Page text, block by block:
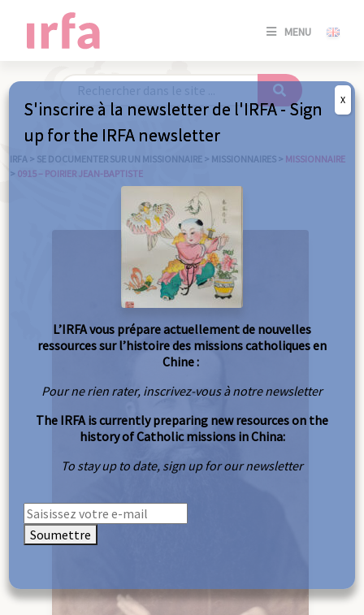
MENU
SE
/
IRFA > SE DOCUMENTER SUR UN MISSIONNAIRE > MISSIONNAIRES > MISSIONNAIRE
> 0915 – POIRIER JEAN-BAPTISTE
S'inscrire à la newsletter de l'IRFA - Sign
up for the IRFA newsletter
L’IRFA vous prépare actuellement de nouvelles
ressources sur l’histoire des missions catholiques en
Chine :
Pour ne rien rater, inscrivez-vous à notre newsletter
The IRFA is currently preparing new resources on the
history of Catholic missions in China:
To stay up to date, sign up for our newsletter
Soumettre
X